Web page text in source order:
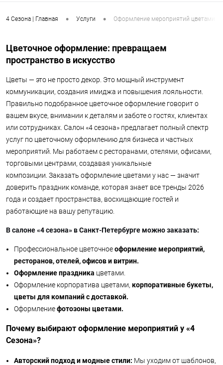
4 Сезона | Главная • Услуги • Оформление мероприятий цветами
Цветочное оформление: превращаем
пространство в искусство
Цветы — это не просто декор. Это мощный инструмент
коммуникации, создания имиджа и повышения лояльности.
Правильно подобранное цветочное оформление говорит о
вашем вкусе, внимании к деталям и заботе о гостях, клиентах
или сотрудниках. Салон «4 сезона» предлагает полный спектр
услуг по цветочному оформлению для бизнеса и частных
мероприятий. Мы работаем с ресторанами, отелями, офисами,
торговыми центрами, создавая уникальные
композиции. Заказать оформление цветами у нас — значит
доверить праздник команде, которая знает все тренды 2026
года и создает пространства, восхищающие гостей и
работающие на вашу репутацию.
В салоне «4 сезона» в Санкт-Петербурге можно заказать:
Профессиональное цветочноеоформление мероприятий,
ресторанов, отелей, офисов и витрин.
Оформление праздника цветами.
Оформление корпоратива цветами, корпоративные букеты,
цветы для компаний с доставкой.
Оформлениефотозоны цветами.
Почему выбирают оформление мероприятий у «4
Сезона»?
Авторский подход и модные стили: Мы уходим от шаблонов,